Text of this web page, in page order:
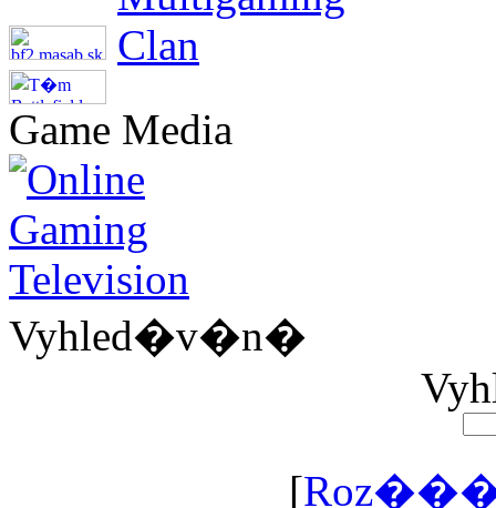
Game Media
Vyhled�v�n�
[